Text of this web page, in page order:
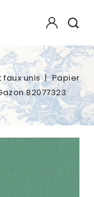
faux unis
Papier
82077323